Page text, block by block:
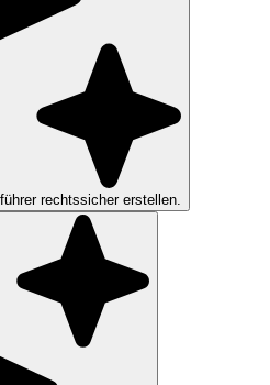
rechtssicher erstellen.